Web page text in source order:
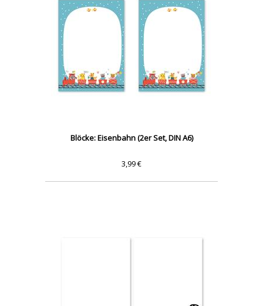
Blöcke: Eisenbahn (2er Set, DIN A6)
3,99 €